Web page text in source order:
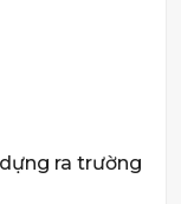
ra trường